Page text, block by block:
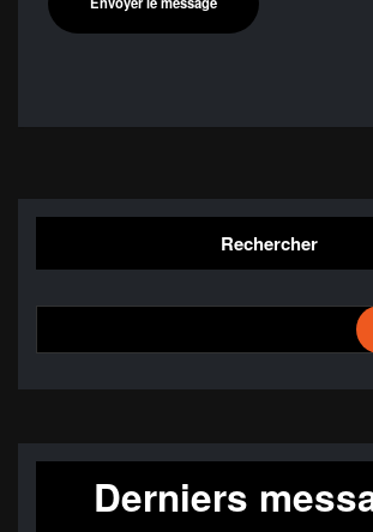
Rechercher
Derniers